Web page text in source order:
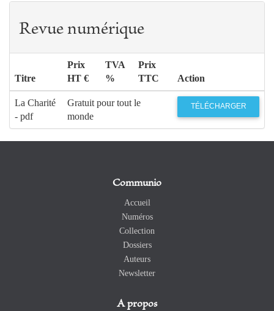
Revue numérique
Titre
Prix
HT €
TVA
%
Prix
TTC
Action
La Charité
- pdf
Gratuit pour tout le
monde
TÉLÉCHARGER
Communio
Accueil
Numéros
Collection
Dossiers
Auteurs
Newsletter
A propos